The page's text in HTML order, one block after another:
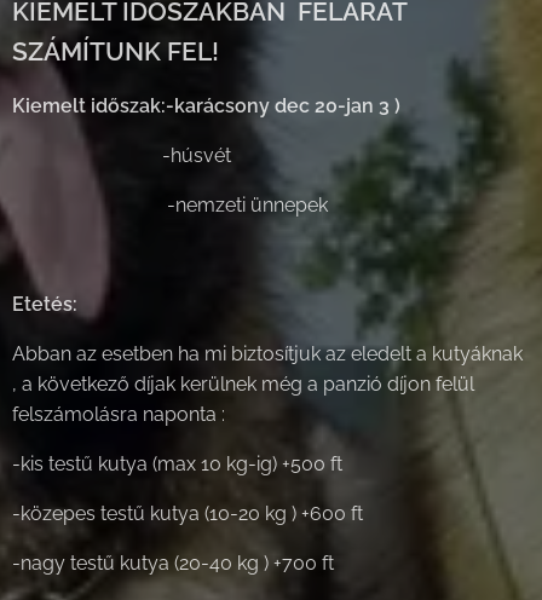
KIEMELT IDŐSZAKBAN FELÁRAT
SZÁMÍTUNK FEL!
Kiemelt időszak:-karácsony dec 20-jan 3 )
-húsvét
-nemzeti ünnepek
Etetés:
Abban az esetben ha mi biztosítjuk az eledelt a kutyáknak
, a következő díjak kerülnek még a panzió díjon felül
felszámolásra naponta :
-kis testű kutya (max 10 kg-ig) +500 ft
-közepes testű kutya (10-20 kg ) +600 ft
-nagy testű kutya (20-40 kg ) +700 ft